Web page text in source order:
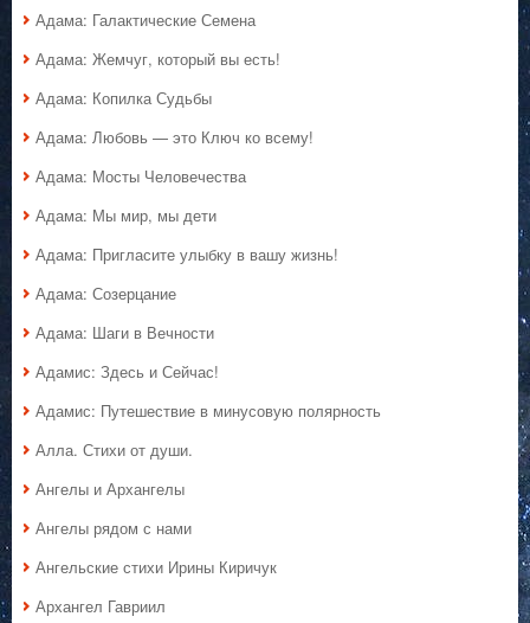
Адама: Галактические Семена
Адама: Жемчуг, который вы есть!
Адама: Копилка Судьбы
Адама: Любовь — это Ключ ко всему!
Адама: Мосты Человечества
Адама: Мы мир, мы дети
Адама: Пригласите улыбку в вашу жизнь!
Адама: Созерцание
Адама: Шаги в Вечности
Адамис: Здесь и Сейчас!
Адамис: Путешествие в минусовую полярность
Алла. Стихи от души.
Ангелы и Архангелы
Ангелы рядом с нами
Ангельские стихи Ирины Киричук
Архангел Гавриил